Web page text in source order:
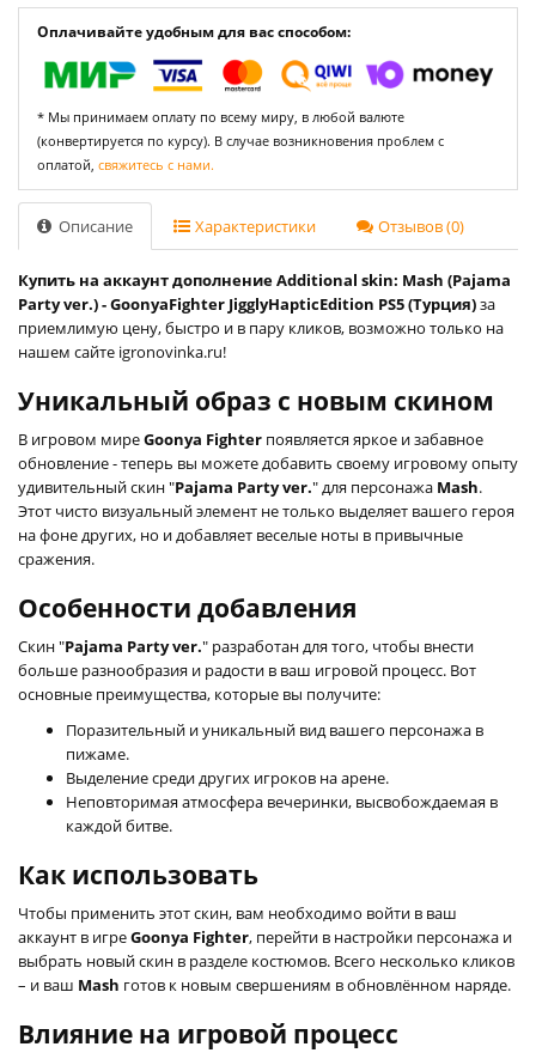
Оплачивайте удобным для вас способом:
* Мы принимаем оплату по всему миру, в любой валюте
(конвертируется по курсу). В случае возникновения проблем с
оплатой, свяжитесь с нами.
Описание Характеристики Отзывов (0)
Купить на аккаунт дополнение Additional skin: Mash (Pajama
Party ver.) - GoonyaFighter JigglyHapticEdition PS5 (Турция)за
приемлимую цену, быстро и в пару кликов, возможно только на
нашем сайте igronovinka.ru!
Уникальный образ с новым скином
В игровом миреGoonya Fighter появляется яркое и забавное
обновление - теперь вы можете добавить своему игровому опыту
удивительный скин "Pajama Party ver." для персонажа Mash.
Этот чисто визуальный элемент не только выделяет вашего героя
на фоне других, но и добавляет веселые ноты в привычные
сражения.
Особенности добавления
Скин "Pajama Party ver." разработан для того, чтобы внести
больше разнообразия и радости в ваш игровой процесс. Вот
основные преимущества, которые вы получите:
Поразительный и уникальный вид вашего персонажа в
пижаме.
Выделение среди других игроков на арене.
Неповторимая атмосфера вечеринки, высвобождаемая в
каждой битве.
Как использовать
Чтобы применить этот скин, вам необходимо войти в ваш
аккаунт в игреGoonya Fighter, перейти в настройки персонажа и
выбрать новый скин в разделе костюмов. Всего несколько кликов
– и ваш Mash готов к новым свершениям в обновлённом наряде.
Влияние на игровой процесс